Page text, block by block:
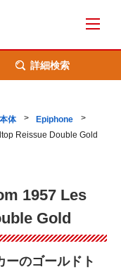
詳細検索
体
Epiphone
Reissue Double Gold
1957 Les
Gold
ーのゴールドト